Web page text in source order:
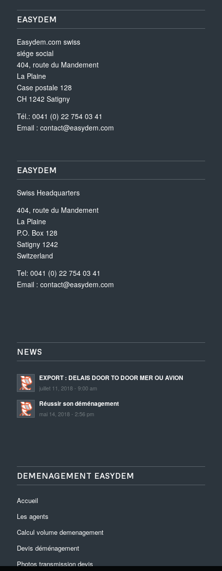
EASYDEM
Easydem.com swiss
siége social
404, route du Mandement
La Plaine
Case postale 128
CH 1242 Satigny
Tél.: 0041 (0) 22 754 03 41
Email : contact@easydem.com
EASYDEM
Swiss Headquarters
404, route du Mandement
La Plaine
P.O. Box 128
Satigny 1242
Switzerland
Tel: 0041 (0) 22 754 03 41
Email : contact@easydem.com
NEWS
EXPORT : DELAIS DOOR TO DOOR MER OU AVION
juillet 11, 2018 - 9:00 am
Réussir son déménagement
mai 14, 2018 - 2:56 pm
DEMENAGEMENT EASYDEM
Accueil
Les agents
Calcul volume demenagement
Devis déménagement
Photos transmission devis